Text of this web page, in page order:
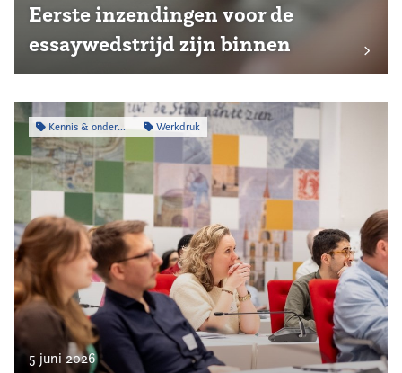
Eerste inzendingen voor de
essaywedstrijd zijn binnen
Kennis & onderzoek Werkdruk
5 juni 2026